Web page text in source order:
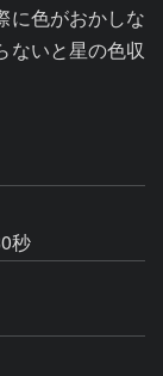
に色がおかしな
ないと星の色収
秒